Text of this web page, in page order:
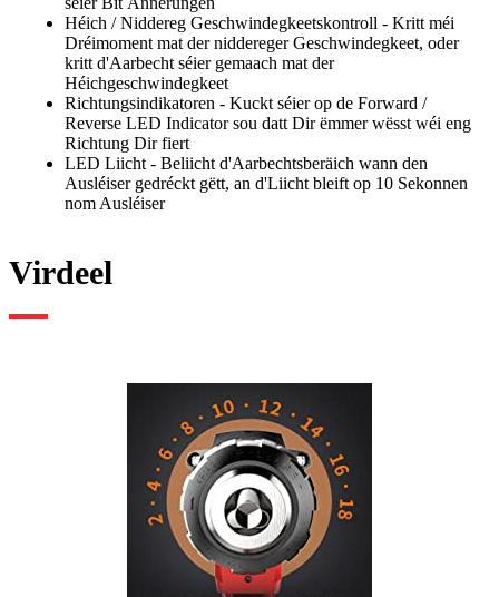
Héich / Niddereg Geschwindegkeetskontroll - Kritt méi
Dréimoment mat der niddereger Geschwindegkeet, oder
kritt d'Aarbecht séier gemaach mat der
Héichgeschwindegkeet
Richtungsindikatoren - Kuckt séier op de Forward /
Reverse LED Indicator sou datt Dir ëmmer wësst wéi eng
Richtung Dir fiert
LED Liicht - Beliicht d'Aarbechtsberäich wann den
Ausléiser gedréckt gëtt, an d'Liicht bleift op 10 Sekonnen
nom Ausléiser
Virdeel